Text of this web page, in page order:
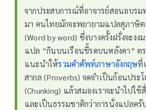
จากประสบการณ์ที่อาจารย์สอนอบรม
มา คนไทยมักจะพยายามแปลสุภาษิ
(Word by word) ซึ่งบางครั้งฝรั่งจะงง
แปล “กินบนเรือนขี้รดบนหลังคา” ตร
แนะนำให้รวมคำศัพท์ภาษาอังกฤษที่
สากล (Proverbs) จดจำเป็นก้อนประโ
(Chunking) แล้วสมองเราจะนำไปใช้
และเป็นธรรมชาติกว่าการนั่งแปลครับ